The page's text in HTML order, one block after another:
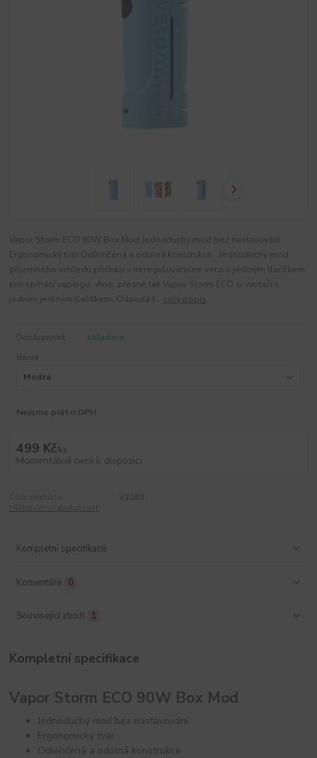
Vapor Storm ECO 90W Box Mod Jednoduchý mod bez nastavování
Ergonomický tvar Odlehčená a odolná konstrukce Jednoduchý mod
příjemného vzhledu přichází v neregulovatelné verzi s jediným tlačítkem
pro spínání vapingu Ano, přesně tak Vapor Storm ECO si vystačí s
jedním jediným tlačítkem. Odpadá t... celý popis
Dostupnost
skladem
Barva
Nejsme plátci DPH
499 Kč/ks
Momentálně není k dispozici
Kompletní specifikace
Komentáře 0
Související zboží 1
Kompletní specifikace
Vapor Storm ECO 90W Box Mod
Jednoduchý mod bez nastavování
Ergonomický tvar
Odlehčená a odolná konstrukce